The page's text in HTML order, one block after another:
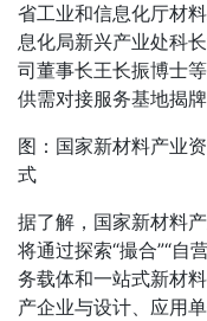
省工业和信息化厅材
息化局新兴产业处科
司董事长王长振博士
供需对接服务基地揭牌
图：国家新材料产业
式
据了解，国家新材料
将通过探索“撮合”“自
务载体和一站式新材
产企业与设计、应用